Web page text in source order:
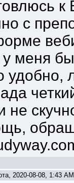
с
у меня
удобно,
не
2020-08-08, 1:43